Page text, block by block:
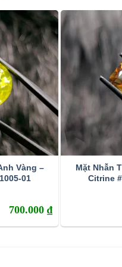
Tự Nhiên, đôi Khi Còn Gồ Ghề
trị cao nên chúng
Vàng –
01
700.000 ₫
Mặt Nhẫn
Citrine